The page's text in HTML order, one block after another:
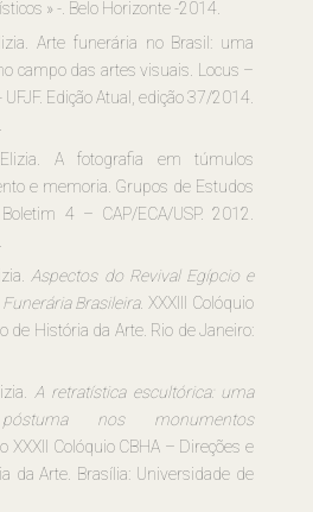
» -. Belo Horizonte -2014.
Arte funerária no Brasil: uma
campo das artes visuais . Locus –
Edição Atual, edição 37/2014.
A fotografia em túmulos
e memoria . Grupos de Estudos
4 – CAP/ECA/USP. 2012.
Aspectos do Revival Egípcio e
Brasileira. XXXIII Colóquio
de História da Arte. Rio de Janeiro:
A retratística escultórica: uma
póstuma nos monumentos
XXXII Colóquio CBHA – Direções e
da Arte. Brasília: Universidade de